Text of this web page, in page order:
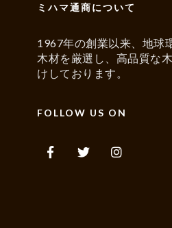
ミハマ通商について
1967年の創業以来、地球
木材を厳選し、高品質な
けしております。
FOLLOW US ON